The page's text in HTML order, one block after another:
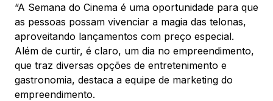
“A Semana do Cinema é uma oportunidade para que
as pessoas possam vivenciar a magia das telonas,
aproveitando lançamentos com preço especial.
Além de curtir, é claro, um dia no empreendimento,
que traz diversas opções de entretenimento e
gastronomia, destaca a equipe de marketing do
empreendimento.